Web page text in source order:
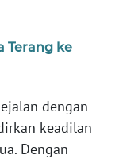
Terang ke
dengan
keadilan
Dengan